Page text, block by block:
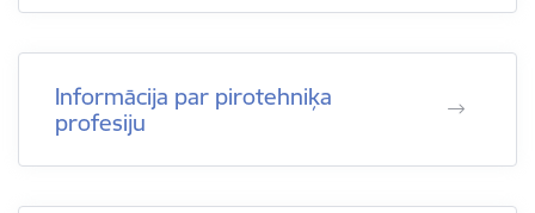
Informācija par pirotehniķa
profesiju